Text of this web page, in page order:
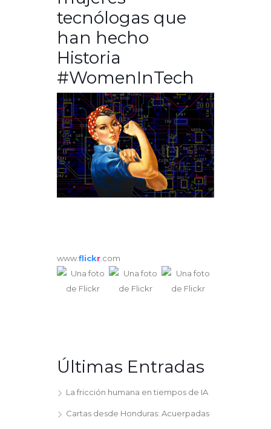
tecnólogas que
han hecho
Historia
#WomenInTech
www.flickr.com
Últimas Entradas
La fricción humana en tiempos de IA
Cartas desde Honduras: Acuerpadas